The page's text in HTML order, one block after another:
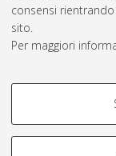
consensi
sito.
Per maggiori
COOKIE DI
Si tratta di cookie
AMS Laurea
Impostazioni
Informativa
Condizioni